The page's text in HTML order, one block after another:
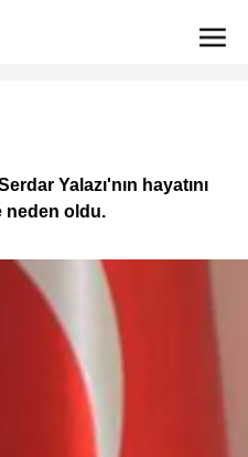
Yalazı'nın hayatını
neden oldu.